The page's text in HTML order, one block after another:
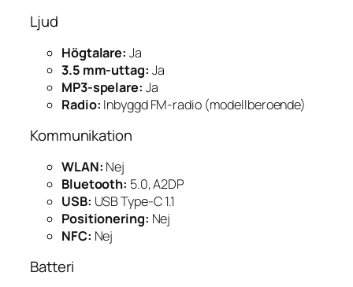
Ljud
Högtalare: Ja
3.5 mm-uttag: Ja
MP3-spelare: Ja
Radio: Inbyggd FM-radio (modellberoende)
Kommunikation
WLAN: Nej
Bluetooth: 5.0, A2DP
USB: USB Type-C 1.1
Positionering: Nej
NFC: Nej
Batteri